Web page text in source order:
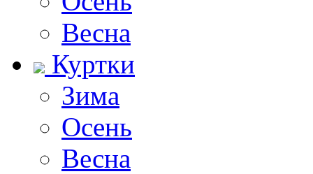
Весна
Куртки
Зима
Осень
Весна